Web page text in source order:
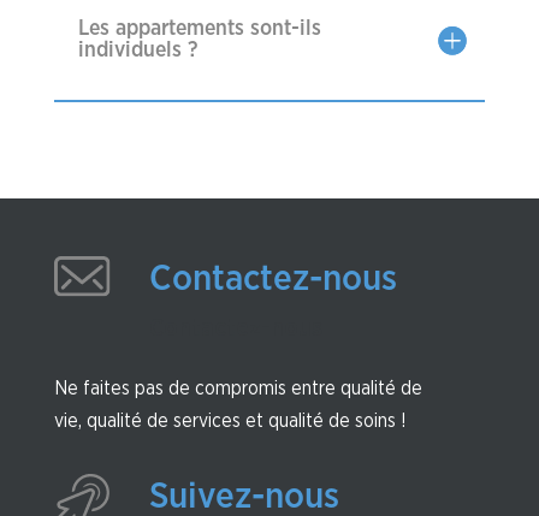
Les appartements sont-ils
individuels ?
Contactez-nous
Ne faites pas de compromis entre qualité de
vie, qualité de services et qualité de soins !
Suivez-nous